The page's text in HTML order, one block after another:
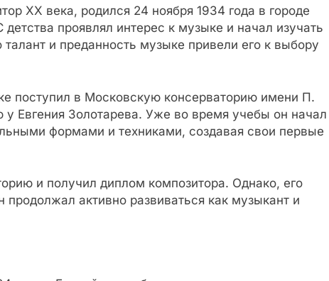
XX века, родился 24 ноября 1934 года в городе
проявлял интерес к музыке и начал изучать
и преданность музыке привели его к выбору
поступил в Московскую консерваторию имени П.
у Евгения Золотарева. Уже во время учебы он начал
формами и техниками, создавая свои первые
и получил диплом композитора. Однако, его
продолжал активно развиваться как музыкант и